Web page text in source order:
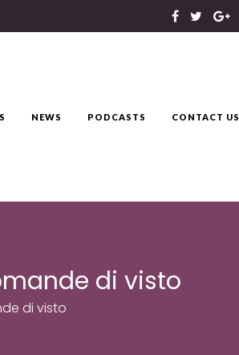
NEWS PODCASTS CONTACT US
di visto
di visto